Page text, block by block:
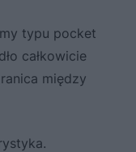
typu pocket
całkowicie
między